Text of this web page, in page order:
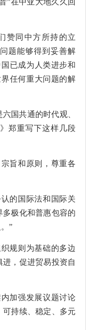
”在中亚大地久久回
赞同中方所持的立
题能够得到妥善解
已成为人类进步和
任何重大问题的解
国共通的时代观、
郑重写下这样几段
旨和原则，尊重各
的国际法和国际关
极化和普惠包容的
”
规则为基础的多边
，促进贸易投资自
加强发展议题讨论
持续、稳定、多元